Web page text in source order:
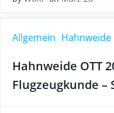
Allgemein Hahnweide
Hahnweide OTT
Flugzeugkunde –